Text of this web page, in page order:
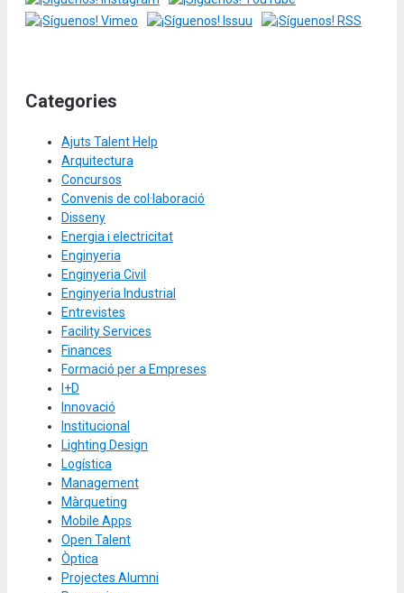
Categories
Ajuts Talent Help
Arquitectura
Concursos
Convenis de col·laboració
Disseny
Energia i electricitat
Enginyeria
Enginyeria Civil
Enginyeria Industrial
Entrevistes
Facility Services
Finances
Formació per a Empreses
I+D
Innovació
Institucional
Lighting Design
Logística
Management
Màrqueting
Mobile Apps
Open Talent
Òptica
Projectes Alumni